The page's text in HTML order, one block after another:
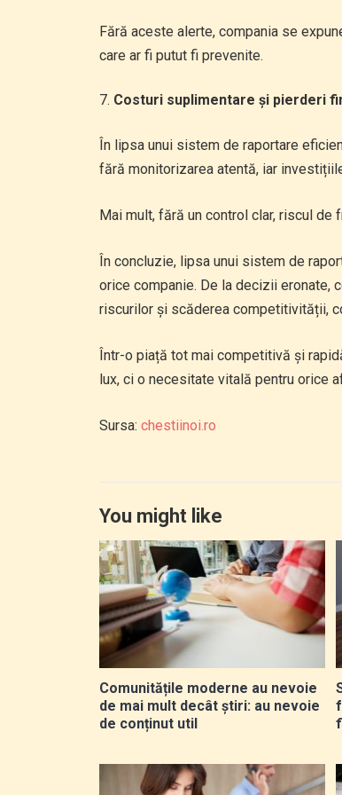
Fără aceste alerte, compania se
care ar fi putut fi prevenite.
Costuri suplimentare și pierderi
În lipsa unui sistem de raportare
fără monitorizarea atentă, iar
Mai mult, fără un control clar, riscul
În concluzie, lipsa unui sistem de
orice companie. De la decizii eronate,
riscurilor și scăderea competitivității,
Într-o piață tot mai competitivă și
lux, ci o necesitate vitală pentru orice
Sursa: chestiinoi.ro
You might like
Comunitățile moderne au nevoie
de mai mult decât știri: au nevoie
de conținut util